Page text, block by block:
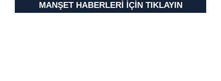
verileriniz işlenmekte olup gerekli olan çerezler bilgi
MANŞET HABERLERİ İÇİN TIKLAYIN